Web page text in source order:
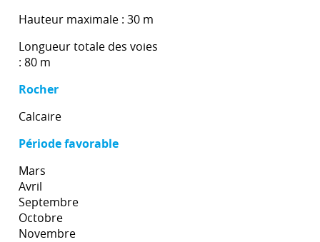
Hauteur maximale : 30 m
Longueur totale des voies
: 80 m
Rocher
Calcaire
Période favorable
Mars
Avril
Septembre
Octobre
Novembre